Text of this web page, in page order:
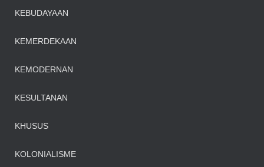
KEBUDAYAAN
KEMERDEKAAN
KEMODERNAN
KESULTANAN
KHUSUS
KOLONIALISME